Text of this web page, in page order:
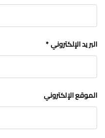
البريد الإلكتروني*
الموقع الإلكتروني